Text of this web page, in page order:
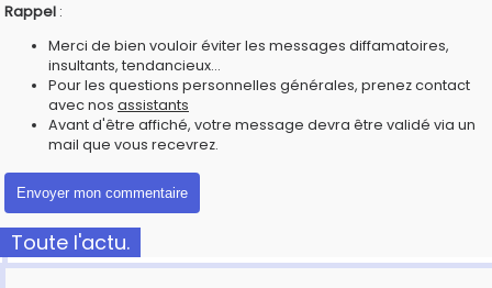
Rappel :
Merci de bien vouloir éviter les messages diffamatoires,
insultants, tendancieux...
Pour les questions personnelles générales, prenez contact
avec nos assistants
Avant d'être affiché, votre message devra être validé via un
mail que vous recevrez.
Toute l'actu.